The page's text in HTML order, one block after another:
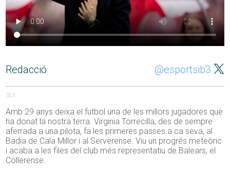
Redacció @esportsib3
323
Amb 29 anys deixa el futbol una de les millors jugadores que
ha donat la nostra terra. Virginia Torrecilla, des de sempre
aferrada a una pilota, fa les primeres passes a ca seva, al
Badia de Cala Millor i al Serverense. Viu un progrés meteòric
i acaba a les files del club més representatiu de Balears, el
Collerense.